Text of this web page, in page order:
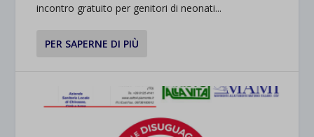
incontro gratuito per genitori di neonati...
PER SAPERNE DI PIÙ